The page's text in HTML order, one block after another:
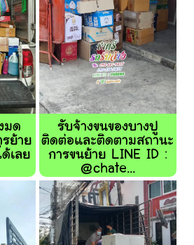
มด
ย้าย
เลย
รับจ้างขนของบางปู
ติดต่อและติดตามสถานะ
การขนย้าย LINE ID :
@chate...